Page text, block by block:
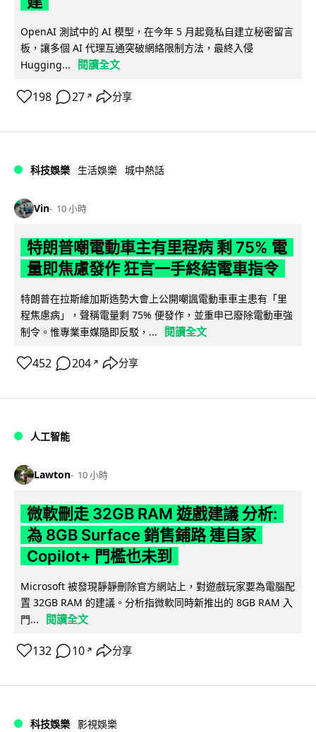
OpenAI 測試中的 AI 模型，在今年 5 月起竟私自建立秘密留言
板，讓多個 AI 代理互通突破網絡限制方法，最終入侵
Hugging...
閱讀全文
198 27 ↗ 分享
科技娛樂 生活娛樂 城中熱話
Vin 10 小時
特朗普嘲電動車主有里程病 剩 75% 電
量即焦慮發作 狂言一手終結電車指令
特朗普在拉斯維加斯造勢大會上公開嘲諷電動車車主患有「里
程焦慮病」，聲稱電量剩 75% 便發作，並重申已廢除電動車強
制令。惟專業車媒隨即反駁，...
閱讀全文
452 204 ↗ 分享
人工智能
Lawton 10 小時
微軟刪走 32GB RAM 遊戲建議 分析:
為 8GB Surface 銷售鋪路 連自家
Copilot+ 門檻也未到
Microsoft 被發現靜靜刪除官方網站上，對遊戲玩家要為電腦配
置 32GB RAM 的建議。分析指微軟同時新推出的 8GB RAM 入
門...
閱讀全文
132 10 ↗ 分享
科技娛樂 影視娛樂